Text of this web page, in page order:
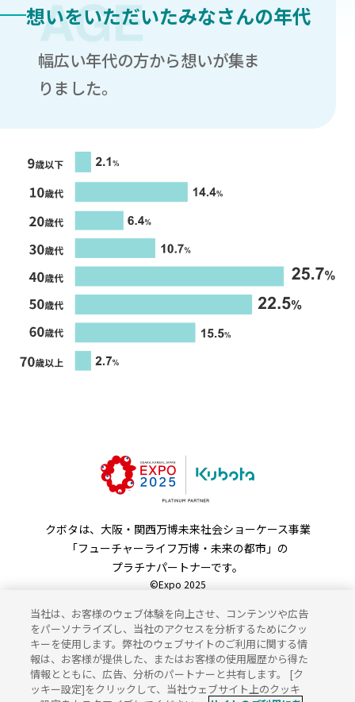
想いをいただいたみなさんの年代
幅広い年代の方から想いが集ま
りました。
クボタは、大阪・関西万博未来社会ショーケース事業
「フューチャーライフ万博・未来の都市」の
プラチナパートナーです。
©Expo 2025
JPEN
サイトのご利用にあたって
個人情報保護方針
当社は、お客様のウェブ体験を向上させ、コンテンツや広告
をパーソナライズし、当社のアクセスを分析するためにクッ
キーを使用します。弊社のウェブサイトのご利用に関する情
報は、お客様が提供した、またはお客様の使用履歴から得た
情報とともに、広告、分析のパートナーと共有します。 [ク
ッキー設定]をクリックして、当社ウェブサイト上のクッキ